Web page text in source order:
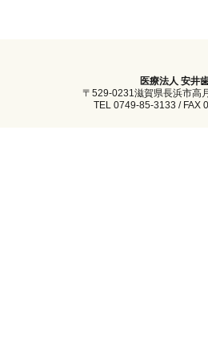
医療法人 安井
〒529-0231滋賀県長浜市高
TEL 0749-85-3133 / FAX